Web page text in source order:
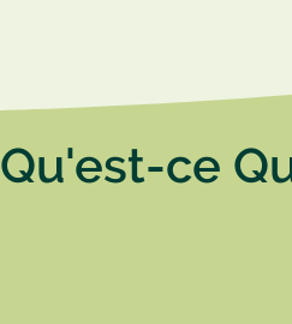
Qu'est-ce